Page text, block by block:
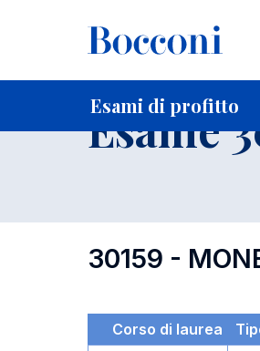
Esami di profitto
Home Per studenti iscritti
Esame
30159 -
Corso di laurea